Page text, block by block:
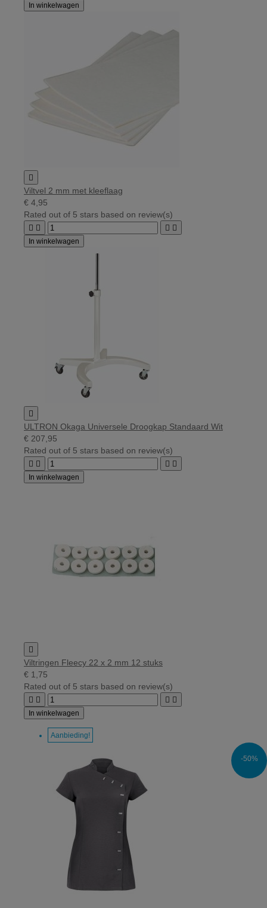
In winkelwagen

Viltvel 2 mm met kleeflaag
€ 4,95
Rated out of 5 stars based on review(s)
   
In winkelwagen

ULTRON Okaga Universele Droogkap Standaard Wit
€ 207,95
Rated out of 5 stars based on review(s)
   
In winkelwagen

Viltringen Fleecy 22 x 2 mm 12 stuks
€ 1,75
Rated out of 5 stars based on review(s)
   
In winkelwagen
Aanbieding!
-50%